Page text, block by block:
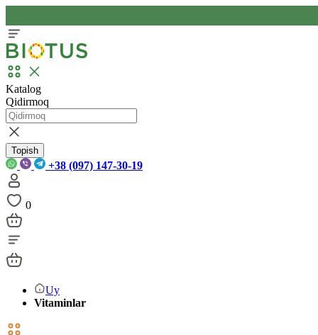
Katalog
Qidirmoq
Topish
+38 (097) 147-30-19
0
Uy
Vitaminlar